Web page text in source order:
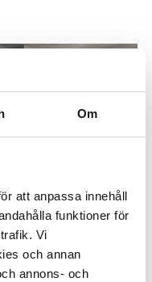
Om
att anpassa innehåll
funktioner för
Vi
och annan
annons- och
utbudet av
inte att kontakta oss
ALLA BILDER (21)